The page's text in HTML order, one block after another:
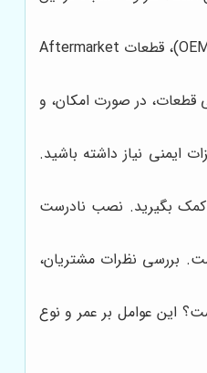
تعیین میزان بودجه قبل از شروع فرآیند خرید، به شما کمک می‌کند تا گزینه‌های موجود را محدود کرده و بین قطعات اصلی (OEM)، قطعات Aftermarket
قطعات، در صورت امکان، و
ایمنی نیاز داشته باشید.
کمک بگیرید. نصب نادرست
بررسی نظرات مشتریان،
این عوامل بر عمر و نوع